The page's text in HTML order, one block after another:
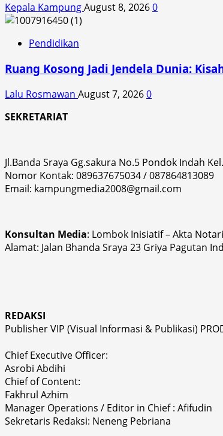
Kepala KampungAugust 8, 20260
Pendidikan
Ruang Kosong Jadi Jendela Dunia:
Lalu Rosmawan August 7, 20260
SEKRETARIAT
Jl.Banda Sraya Gg.sakura No.5 Pondok Indah
Nomor Kontak: 089637675034 / 087864813089
Email: kampungmedia2008@gmail.com
Konsultan Media: Lombok Inisiatif – Akta
Alamat: Jalan Bhanda Sraya 23 Griya Pagutan
REDAKSI
Publisher VIP (Visual Informasi & Publikasi)
Chief Executive Officer:
Asrobi Abdihi
Chief of Content:
Fakhrul Azhim
Manager Operations / Editor in Chief : Afifudin
Sekretaris Redaksi: Neneng Pebriana